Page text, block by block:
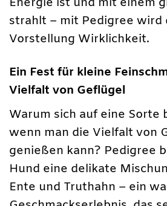
Energie ist und mit einem
strahlt – mit Pedigree wird
Vorstellung Wirklichkeit.
Ein Fest für kleine
Vielfalt von Geflügel
Warum sich auf eine Sorte
wenn man die Vielfalt von
genießen kann? Pedigree
Hund eine delikate
Ente und Truthahn – ein